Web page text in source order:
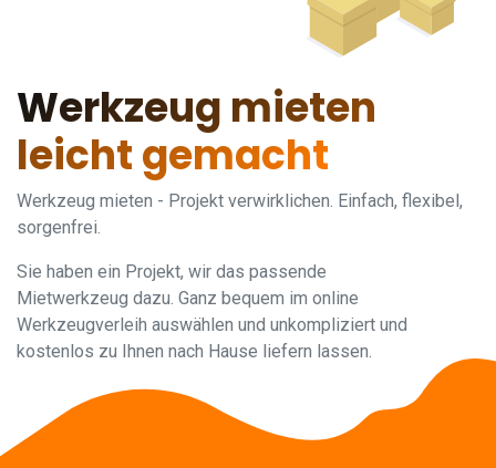
Werkzeug mieten
leicht gemacht
Werkzeug mieten - Projekt verwirklichen. Einfach, flexibel,
sorgenfrei.
Sie haben ein Projekt, wir das passende
Mietwerkzeug dazu. Ganz bequem im online
Werkzeugverleih auswählen und unkompliziert und
kostenlos zu Ihnen nach Hause liefern lassen.